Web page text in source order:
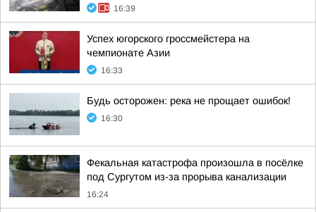
16:39
Успех югорского гроссмейстера на
чемпионате Азии
16:33
Будь осторожен: река не прощает ошибок!
16:30
Фекальная катастрофа произошла в посёлке
под Сургутом из-за прорыва канализации
16:24